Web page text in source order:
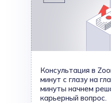
Консультация в
минут с глазу на
минуты начнем
карьерный вопрос.